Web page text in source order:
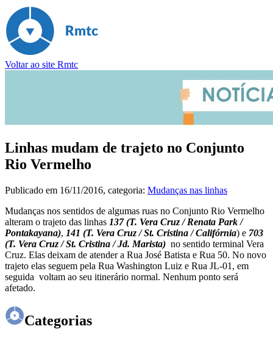
Voltar ao site Rmtc
Linhas mudam de trajeto no Conjunto
Rio Vermelho
Publicado em 16/11/2016, categoria: Mudanças nas linhas
Mudanças nos sentidos de algumas ruas no Conjunto Rio Vermelho
alteram o trajeto das linhas 137 (T. Vera Cruz / Renata Park /
Pontakayana), 141 (T. Vera Cruz / St. Cristina / Califórnia) e 703
(T. Vera Cruz / St. Cristina / Jd. Marista) no sentido terminal Vera
Cruz. Elas deixam de atender a Rua José Batista e Rua 50. No novo
trajeto elas seguem pela Rua Washington Luiz e Rua JL-01, em
seguida voltam ao seu itinerário normal. Nenhum ponto será
afetado.
Categorias